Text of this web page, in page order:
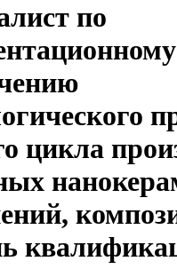
по
цикла